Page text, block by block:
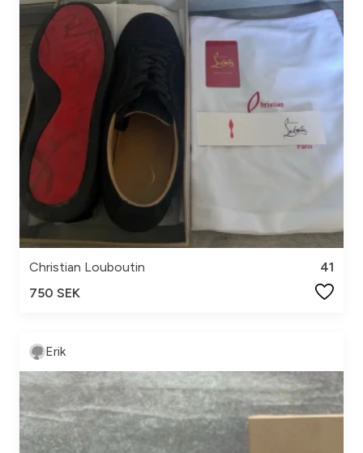
Christian Louboutin
41
750 SEK
Erik